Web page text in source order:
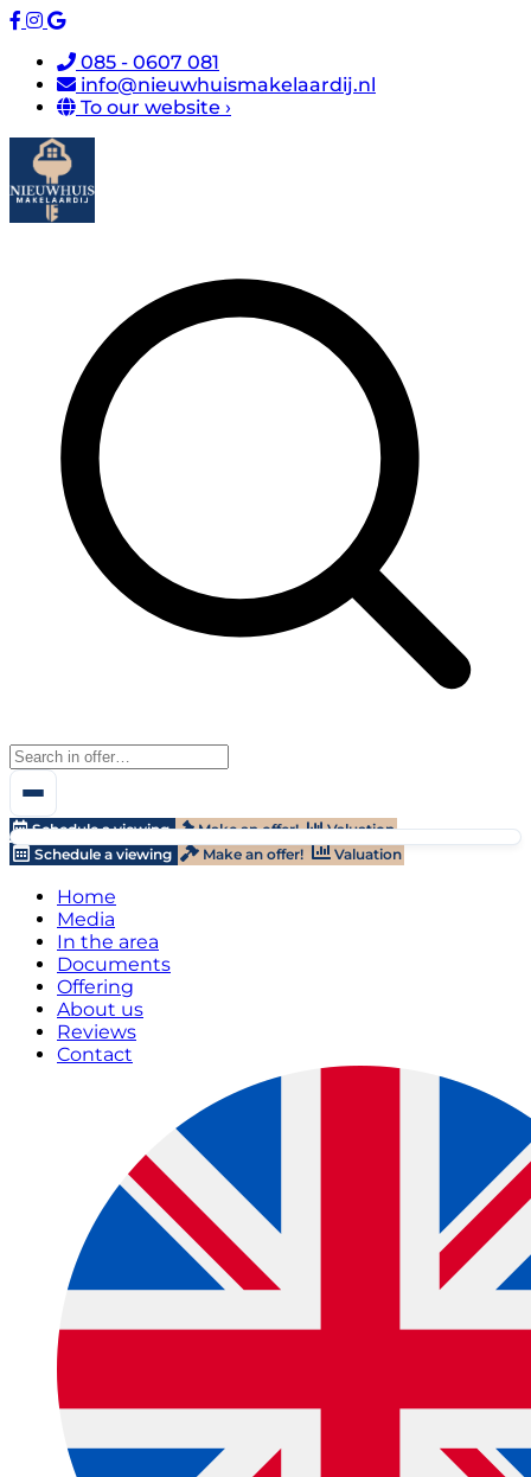
085 - 0607 081
info@nieuwhuismakelaardij.nl
To our website ›
Schedule a viewing Make an offer!
Valuation
Schedule a viewing
Make an offer! Valuation
Home
Media
In the area
Documents
Offering
About us
Reviews
Contact